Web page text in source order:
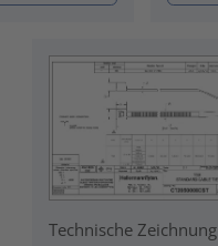
Technische Zeichnung